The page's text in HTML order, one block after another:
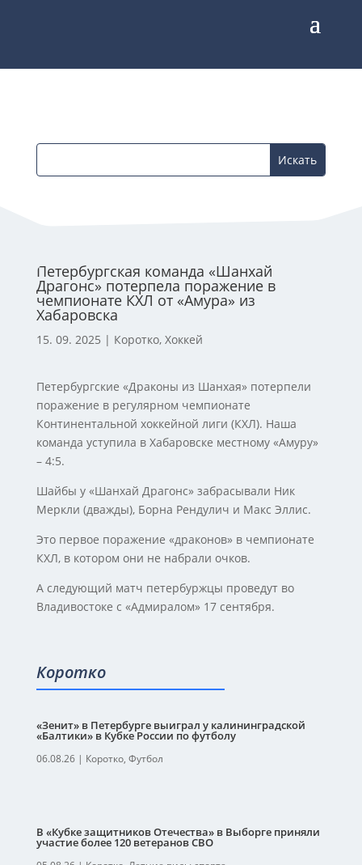
Петербургская команда «Шанхай
Драгонс» потерпела поражение в
чемпионате КХЛ от «Амура» из
Хабаровска
15. 09. 2025 | Коротко, Хоккей
Петербургские «Драконы из Шанхая» потерпели
поражение в регулярном чемпионате
Континентальной хоккейной лиги (КХЛ). Наша
команда уступила в Хабаровске местному «Амуру»
– 4:5.
Шайбы у «Шанхай Драгонс» забрасывали Ник
Меркли (дважды), Борна Рендулич и Макс Эллис.
Это первое поражение «драконов» в чемпионате
КХЛ, в котором они не набрали очков.
А следующий матч петербуржцы проведут во
Владивостоке с «Адмиралом» 17 сентября.
Коротко
«Зенит» в Петербурге выиграл у калининградской
«Балтики» в Кубке России по футболу
06.08.26| Коротко, Футбол
В «Кубке защитников Отечества» в Выборге приняли
участие более 120 ветеранов СВО